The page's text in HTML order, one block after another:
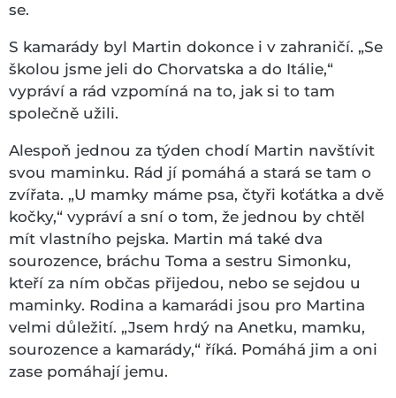
se.
S kamarády byl Martin dokonce i v zahraničí. „Se
školou jsme jeli do Chorvatska a do Itálie,“
vypráví a rád vzpomíná na to, jak si to tam
společně užili.
Alespoň jednou za týden chodí Martin navštívit
svou maminku. Rád jí pomáhá a stará se tam o
zvířata. „U mamky máme psa, čtyři koťátka a dvě
kočky,“ vypráví a sní o tom, že jednou by chtěl
mít vlastního pejska. Martin má také dva
sourozence, bráchu Toma a sestru Simonku,
kteří za ním občas přijedou, nebo se sejdou u
maminky. Rodina a kamarádi jsou pro Martina
velmi důležití. „Jsem hrdý na Anetku, mamku,
sourozence a kamarády,“ říká. Pomáhá jim a oni
zase pomáhají jemu.